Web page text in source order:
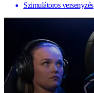
Szimulátoros versenyzés